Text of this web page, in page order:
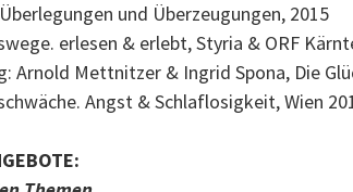
und Überzeugungen, 2015
erlesen & erlebt, Styria & ORF
Arnold Mettnitzer & Ingrid Spona, Die
Angst & Schlaflosigkeit, Wien